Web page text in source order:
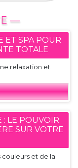
—
ET SPA POUR
TOTALE
relaxation et
: LE POUVOIR
SUR VOTRE
et de la